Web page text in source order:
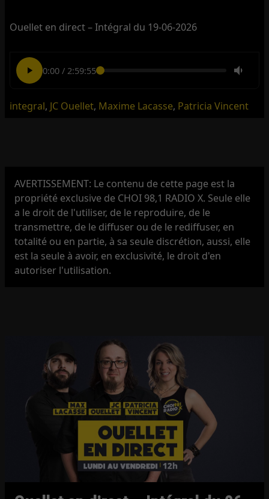
Ouellet en direct – Intégral du 19-06-2026
0:00/ 2:59:55
integral, JC Ouellet, Maxime Lacasse, Patricia Vincent
AVERTISSEMENT: Le contenu de cette page est la
propriété exclusive de CHOI 98,1 RADIO X. Seule elle
a le droit de l'utiliser, de le reproduire, de le
transmettre, de le diffuser ou de le rediffuser, en
totalité ou en partie, à sa seule discrétion, aussi, elle
est la seule à avoir, en exclusivité, le droit d'en
autoriser l'utilisation.